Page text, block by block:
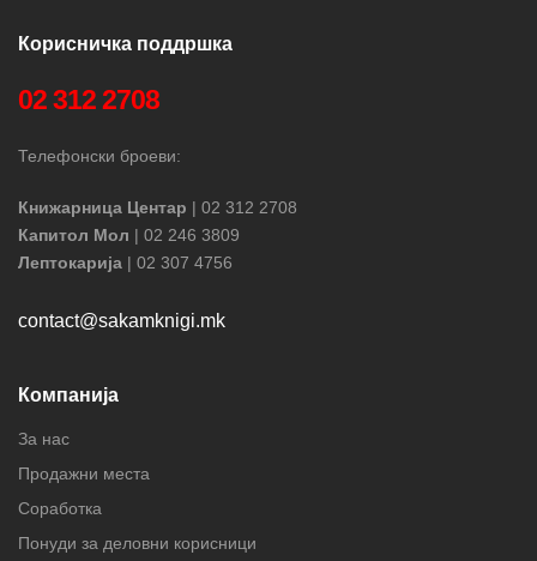
Корисничка поддршка
02 312 2708
Телефонски броеви:
Книжарница Центар | 02 312 2708
Капитол Мол | 02 246 3809
Лептокарија | 02 307 4756
contact@sakamknigi.mk
Компанија
За нас
Продажни места
Соработка
Понуди за деловни корисници